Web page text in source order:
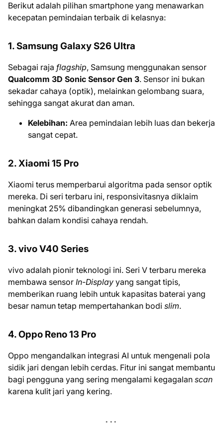
Berikut adalah pilihan smartphone yang menawarkan
kecepatan pemindaian terbaik di kelasnya:
1. Samsung Galaxy S26 Ultra
Sebagai raja flagship, Samsung menggunakan sensor
Qualcomm 3D Sonic Sensor Gen 3. Sensor ini bukan
sekadar cahaya (optik), melainkan gelombang suara,
sehingga sangat akurat dan aman.
Kelebihan: Area pemindaian lebih luas dan bekerja
sangat cepat.
2. Xiaomi 15 Pro
Xiaomi terus memperbarui algoritma pada sensor optik
mereka. Di seri terbaru ini, responsivitasnya diklaim
meningkat 25% dibandingkan generasi sebelumnya,
bahkan dalam kondisi cahaya rendah.
3. vivo V40 Series
vivo adalah pionir teknologi ini. Seri V terbaru mereka
membawa sensor In-Display yang sangat tipis,
memberikan ruang lebih untuk kapasitas baterai yang
besar namun tetap mempertahankan bodi slim.
4. Oppo Reno 13 Pro
Oppo mengandalkan integrasi AI untuk mengenali pola
sidik jari dengan lebih cerdas. Fitur ini sangat membantu
bagi pengguna yang sering mengalami kegagalan scan
karena kulit jari yang kering.